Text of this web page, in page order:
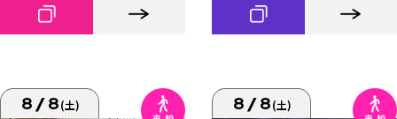
8/8(土) 8/8(土)